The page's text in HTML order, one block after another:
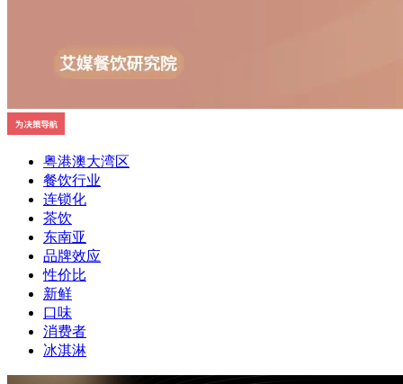
粤港澳大湾区
餐饮行业
连锁化
茶饮
东南亚
品牌效应
性价比
新鲜
口味
消费者
冰淇淋